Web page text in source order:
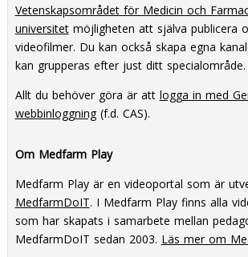
Vetenskapsområdet för Medicin och
universitetmöjligheten att själva publicera
videofilmer. Du kan också skapa egna
kan grupperas efter just ditt specialområde.
Allt du behöver göra är att logga in med
webbinloggning(f.d. CAS).
Om Medfarm Play
Medfarm Play är en videoportal som är
MedfarmDoIT. I Medfarm Play finns alla
som har skapats i samarbete mellan
MedfarmDoIT sedan 2003. Läs mer om